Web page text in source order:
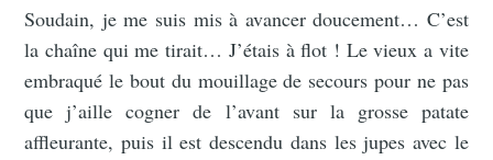
Soudain, je me suis mis à avancer doucement… C’est
la chaîne qui me tirait… J’étais à flot ! Le vieux a vite
embraqué le bout du mouillage de secours pour ne pas
que j’aille cogner de l’avant sur la grosse patate
affleurante, puis il est descendu dans les jupes avec le